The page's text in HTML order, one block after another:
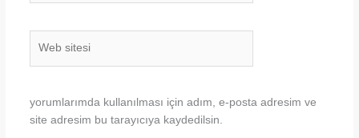
yorumlarımda kullanılması için adım, e-posta adresim ve
site adresim bu tarayıcıya kaydedilsin.